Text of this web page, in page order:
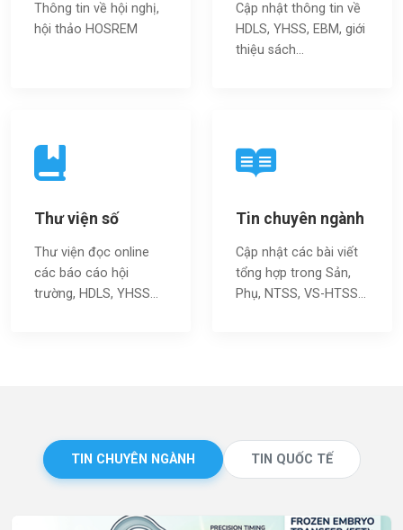
Thông tin về hội nghị,
hội thảo HOSREM
Cập nhật thông tin về
HDLS, YHSS, EBM, giới
thiệu sách…
Thư viện số
Thư viện đọc online
các báo cáo hội
trường, HDLS, YHSS…
Tin chuyên ngành
Cập nhật các bài viết
tổng hợp trong Sản,
Phụ, NTSS, VS-HTSS...
TIN CHUYÊN NGÀNH TIN QUỐC TẾ